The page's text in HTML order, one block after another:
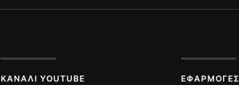
ΚΑΝΆΛΙ YOUTUBE ΕΦΑΡΜΟΓΈΣ